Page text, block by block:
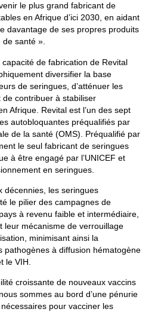
le plus grand fabricant de
en Afrique d’ici 2030, en aidant
davantage de ses propres produits
de santé ».
capacité de fabrication de Revital
diversifier la base
de seringues, d’atténuer les
contribuer à stabiliser
Afrique. Revital est l’un des sept
autobloquantes préqualifiés par
de la santé (OMS). Préqualifié par
le seul fabricant de seringues
à être engagé par l’UNICEF et
en seringues.
décennies, les seringues
le pilier des campagnes de
à revenu faible et intermédiaire,
leur mécanisme de verrouillage
minimisant ainsi la
pathogènes à diffusion hématogène
le VIH.
croissante de nouveaux vaccins
sommes au bord d’une pénurie
pour vacciner les